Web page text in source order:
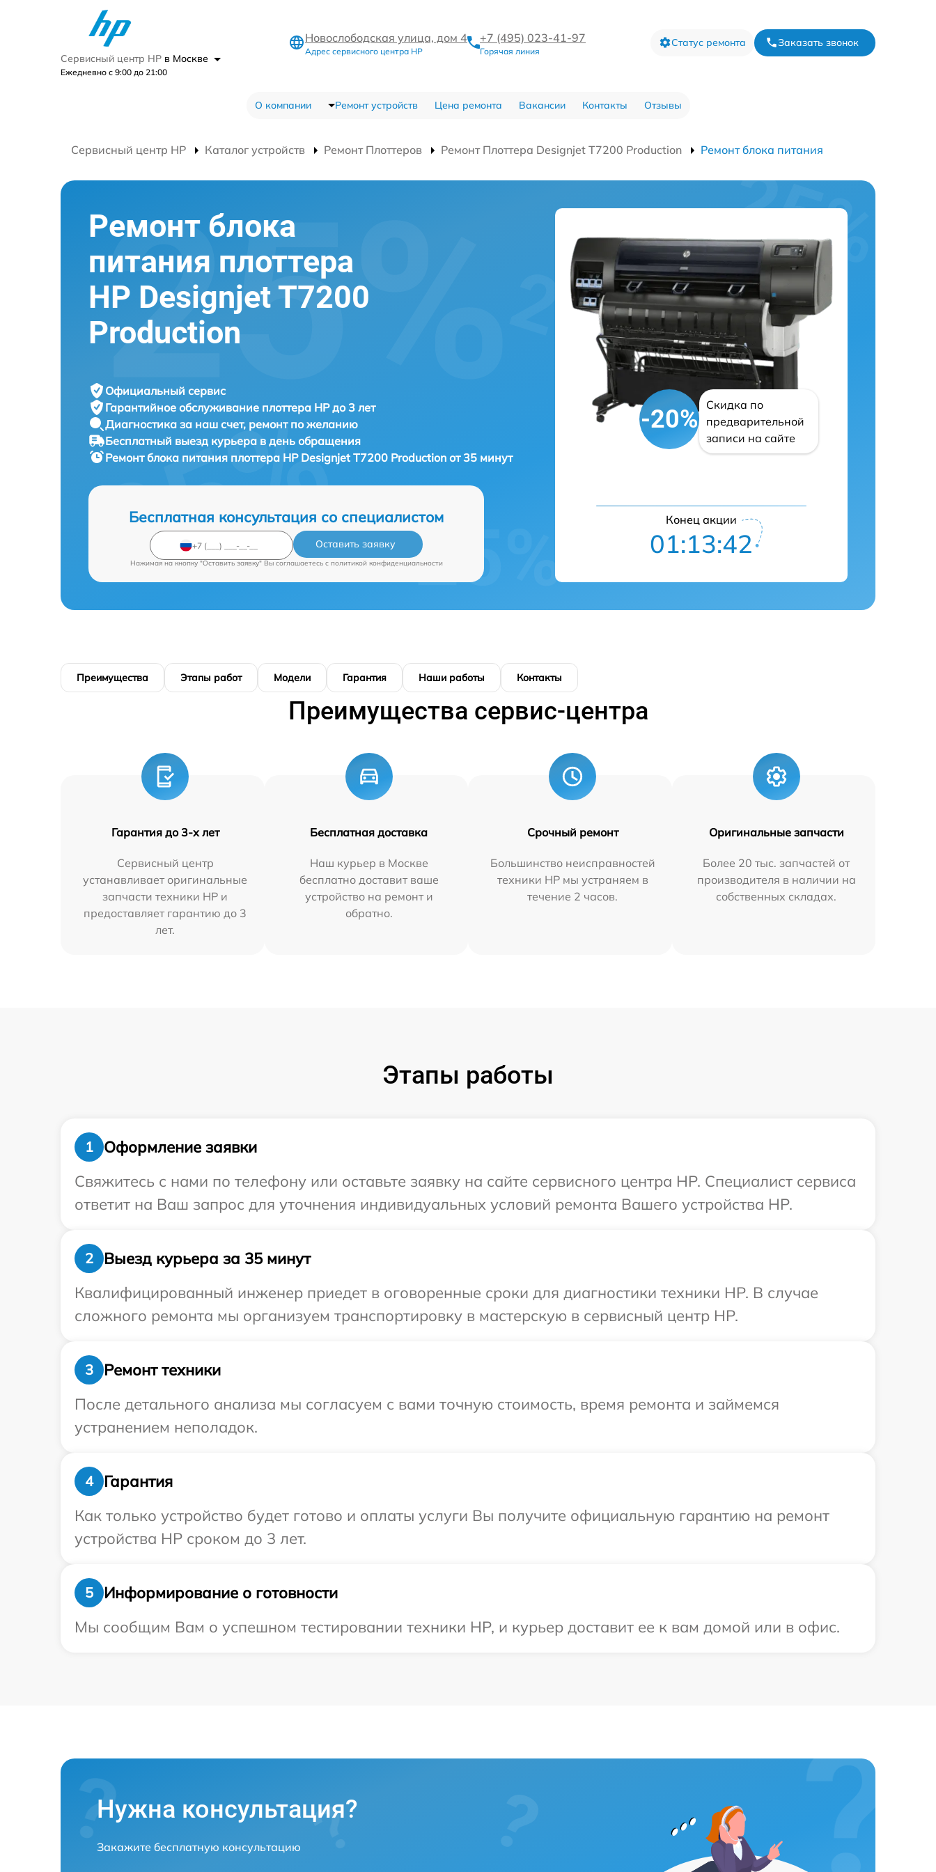
Сервисный центр HP в Москве
Ежедневно с 9:00 до 21:00
Новослободская улица, дом 4
Адрес сервисного центра HP
+7 (495) 023-41-97
Горячая линия
Статус ремонта Заказать звонок
О компании Ремонт устройств Цена ремонта Вакансии Контакты Отзывы
Сервисный центр HP Каталог устройств Ремонт Плоттеров Ремонт Плоттера Designjet T7200 Production Ремонт блока питания
Ремонт блока
питания плоттера
HP Designjet T7200
Production
Официальный сервис
Гарантийное обслуживание плоттера HP до 3 лет
Диагностика за наш счет, ремонт по желанию
Бесплатный выезд курьера в день обращения
Ремонт блока питания плоттера HP Designjet T7200 Production от 35 минут
Бесплатная консультация со специалистом
Оставить заявку
Нажимая на кнопку "Оставить заявку" Вы соглашаетесь c политикой конфиденциальности
-20%
Скидка по
предварительной
записи на сайте
Конец акции
01:13:41
Преимущества Этапы работ Модели Гарантия Наши работы Контакты
Преимущества сервис-центра
Гарантия до 3-х лет
Сервисный центр
устанавливает оригинальные
запчасти техники HP и
предоставляет гарантию до 3
лет.
Бесплатная доставка
Наш курьер в Москве
бесплатно доставит ваше
устройство на ремонт и
обратно.
Срочный ремонт
Большинство неисправностей
техники HP мы устраняем в
течение 2 часов.
Оригинальные запчасти
Более 20 тыс. запчастей от
производителя в наличии на
собственных складах.
Этапы работы
1
Оформление заявки
Свяжитесь с нами по телефону или оставьте заявку на сайте сервисного центра HP. Специалист сервиса
ответит на Ваш запрос для уточнения индивидуальных условий ремонта Вашего устройства HP.
2
Выезд курьера за 35 минут
Квалифицированный инженер приедет в оговоренные сроки для диагностики техники HP. В случае
сложного ремонта мы организуем транспортировку в мастерскую в сервисный центр HP.
3
Ремонт техники
После детального анализа мы согласуем с вами точную стоимость, время ремонта и займемся
устранением неполадок.
4
Гарантия
Как только устройство будет готово и оплаты услуги Вы получите официальную гарантию на ремонт
устройства HP сроком до 3 лет.
5
Информирование о готовности
Мы сообщим Вам о успешном тестировании техники HP, и курьер доставит ее к вам домой или в офис.
Нужна консультация?
Закажите бесплатную консультацию